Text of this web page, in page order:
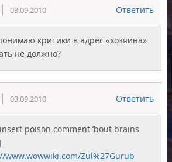
03.09.2010 Ответить
критики в адрес «хозяина»
не должно?
03.09.2010 Ответить
poison comment ’bout brains
www.wowwiki.com/Zul%27Gurub